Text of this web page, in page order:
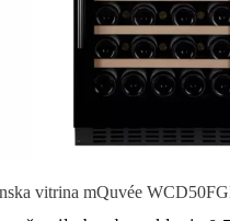
vitrina mQuvée